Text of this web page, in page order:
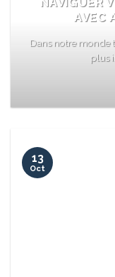
AVEC
Dans notre monde
plus
13
Oct